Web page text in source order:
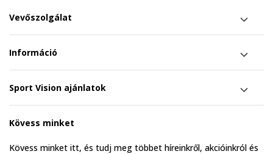
Vevőszolgálat
Információ
Sport Vision ajánlatok
Kövess minket
Kövess minket itt, és tudj meg többet híreinkről, akcióinkról és